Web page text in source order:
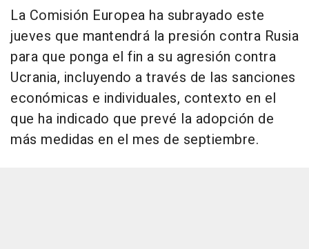
La Comisión Europea ha subrayado este
jueves que mantendrá la presión contra Rusia
para que ponga el fin a su agresión contra
Ucrania, incluyendo a través de las sanciones
económicas e individuales, contexto en el
que ha indicado que prevé la adopción de
más medidas en el mes de septiembre.